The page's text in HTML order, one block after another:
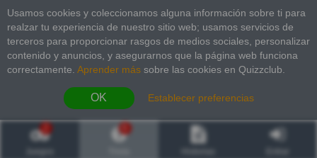
Usamos cookies y coleccionamos alguna información sobre ti para
realzar tu experiencia de nuestro sitio web; usamos servicios de
terceros para proporcionar rasgos de medios sociales, personalizar
contenido y anuncios, y asegurarnos que la página web funciona
correctamente. Aprender más sobre las cookies en Quizzclub.
OK Establecer preferencias
2